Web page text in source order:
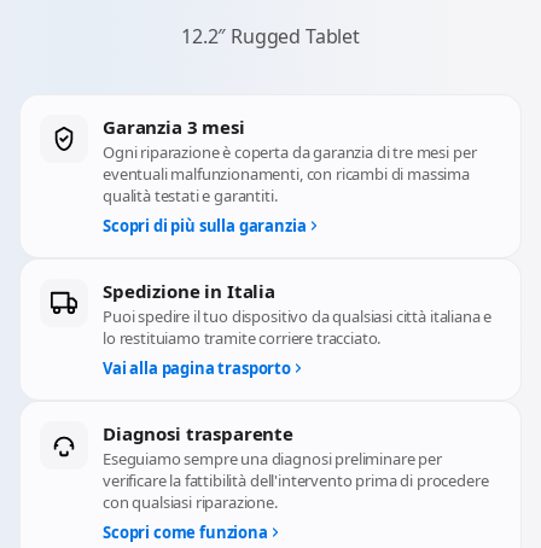
12.2″ Rugged Tablet
Garanzia 3 mesi
Ogni riparazione è coperta da garanzia di tre mesi per
eventuali malfunzionamenti, con ricambi di massima
qualità testati e garantiti.
Scopri di più sulla garanzia
Spedizione in Italia
Puoi spedire il tuo dispositivo da qualsiasi città italiana e
lo restituiamo tramite corriere tracciato.
Vai alla pagina trasporto
Diagnosi trasparente
Eseguiamo sempre una diagnosi preliminare per
verificare la fattibilità dell'intervento prima di procedere
con qualsiasi riparazione.
Scopri come funziona